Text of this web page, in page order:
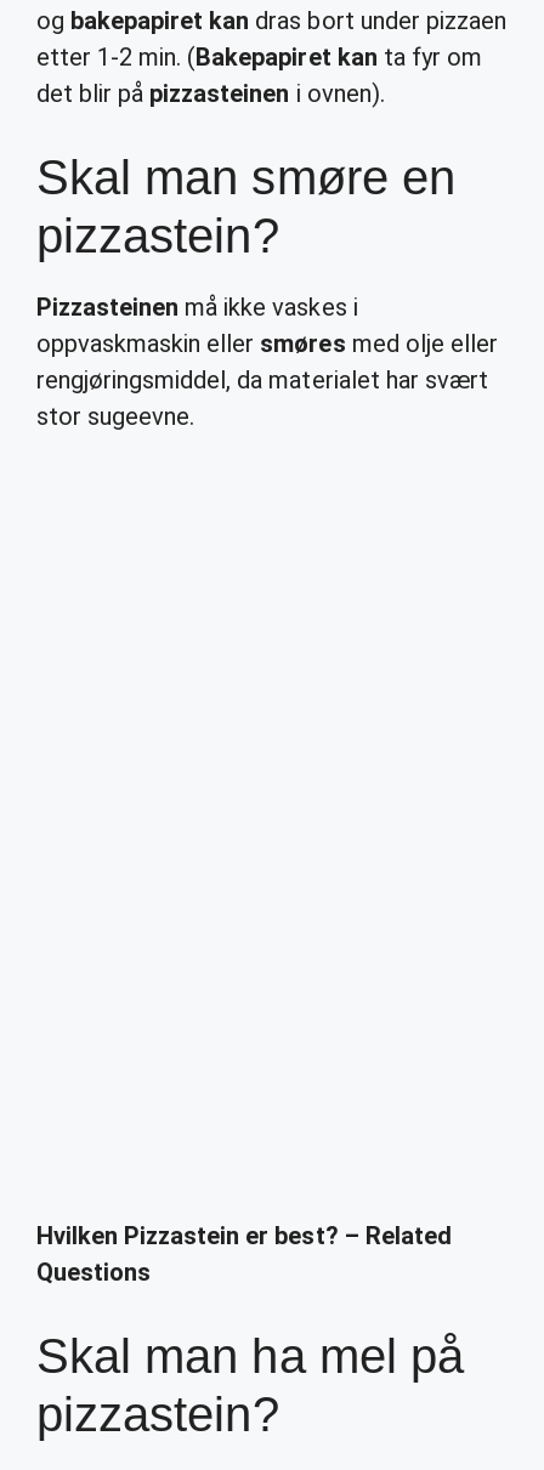
og bakepapiret kan dras bort under pizzaen
etter 1-2 min. (Bakepapiret kan ta fyr om
det blir på pizzasteinen i ovnen).
Skal man smøre en
pizzastein?
Pizzasteinen må ikke vaskes i
oppvaskmaskin eller smøres med olje eller
rengjøringsmiddel, da materialet har svært
stor sugeevne.
Hvilken Pizzastein er best? – Related
Questions
Skal man ha mel på
pizzastein?